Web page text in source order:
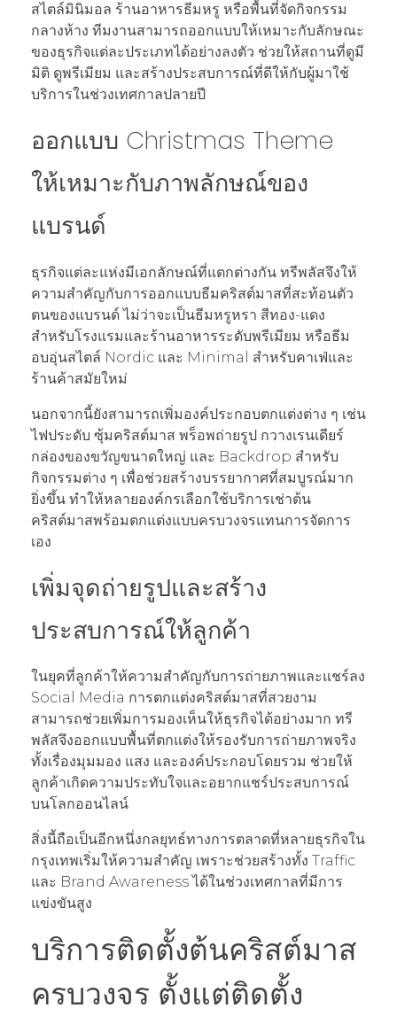
สไตล์มินิมอล ร้านอาหารธีมหรู หรือพื้นที่จัดกิจกรรม
กลางห้าง ทีมงานสามารถออกแบบให้เหมาะกับลักษณะ
ของธุรกิจแต่ละประเภทได้อย่างลงตัว ช่วยให้สถานที่ดูมี
มิติ ดูพรีเมียม และสร้างประสบการณ์ที่ดีให้กับผู้มาใช้
บริการในช่วงเทศกาลปลายปี
ออกแบบ Christmas Theme
ให้เหมาะกับภาพลักษณ์ของ
แบรนด์
ธุรกิจแต่ละแห่งมีเอกลักษณ์ที่แตกต่างกัน ทรีพลัสจึงให้
ความสำคัญกับการออกแบบธีมคริสต์มาสที่สะท้อนตัว
ตนของแบรนด์ ไม่ว่าจะเป็นธีมหรูหรา สีทอง-แดง
สำหรับโรงแรมและร้านอาหารระดับพรีเมียม หรือธีม
อบอุ่นสไตล์ Nordic และ Minimal สำหรับคาเฟ่และ
ร้านค้าสมัยใหม่
นอกจากนี้ยังสามารถเพิ่มองค์ประกอบตกแต่งต่าง ๆ เช่น
ไฟประดับ ซุ้มคริสต์มาส พร็อพถ่ายรูป กวางเรนเดียร์
กล่องของขวัญขนาดใหญ่ และ Backdrop สำหรับ
กิจกรรมต่าง ๆ เพื่อช่วยสร้างบรรยากาศที่สมบูรณ์มาก
ยิ่งขึ้น ทำให้หลายองค์กรเลือกใช้บริการเช่าต้น
คริสต์มาสพร้อมตกแต่งแบบครบวงจรแทนการจัดการ
เอง
เพิ่มจุดถ่ายรูปและสร้าง
ประสบการณ์ให้ลูกค้า
ในยุคที่ลูกค้าให้ความสำคัญกับการถ่ายภาพและแชร์ลง
Social Media การตกแต่งคริสต์มาสที่สวยงาม
สามารถช่วยเพิ่มการมองเห็นให้ธุรกิจได้อย่างมาก ทรี
พลัสจึงออกแบบพื้นที่ตกแต่งให้รองรับการถ่ายภาพจริง
ทั้งเรื่องมุมมอง แสง และองค์ประกอบโดยรวม ช่วยให้
ลูกค้าเกิดความประทับใจและอยากแชร์ประสบการณ์
บนโลกออนไลน์
สิ่งนี้ถือเป็นอีกหนึ่งกลยุทธ์ทางการตลาดที่หลายธุรกิจใน
กรุงเทพเริ่มให้ความสำคัญ เพราะช่วยสร้างทั้ง Traffic
และ Brand Awareness ได้ในช่วงเทศกาลที่มีการ
แข่งขันสูง
บริการติดตั้งต้นคริสต์มาส
ครบวงจร ตั้งแต่ติดตั้ง